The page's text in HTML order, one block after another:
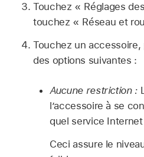
Touchez « Réglages
touchez « Réseau et
Touchez un accessoire,
des options suivantes :
Aucune restriction :
l’accessoire à se
quel service
Ceci assure le